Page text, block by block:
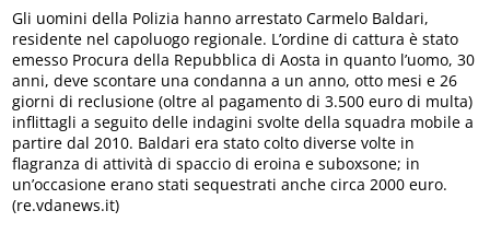
Gli uomini della Polizia hanno arrestato Carmelo Baldari,
residente nel capoluogo regionale. L’ordine di cattura è stato
emesso Procura della Repubblica di Aosta in quanto l’uomo, 30
anni, deve scontare una condanna a un anno, otto mesi e 26
giorni di reclusione (oltre al pagamento di 3.500 euro di multa)
inflittagli a seguito delle indagini svolte della squadra mobile a
partire dal 2010. Baldari era stato colto diverse volte in
flagranza di attività di spaccio di eroina e suboxsone; in
un’occasione erano stati sequestrati anche circa 2000 euro.
(re.vdanews.it)